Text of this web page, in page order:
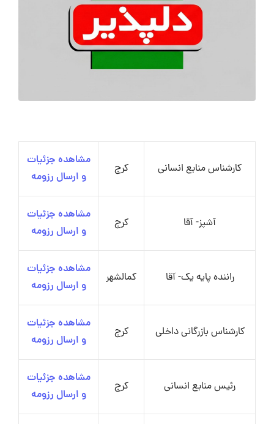
کارشناس منابع انسانی کرج
مشاهده جزئیات
و ارسال رزومه
آشپز- آقا کرج
مشاهده جزئیات
و ارسال رزومه
راننده پایه یک- آقا کمالشهر
مشاهده جزئیات
و ارسال رزومه
کارشناس بازرگانی داخلی کرج
مشاهده جزئیات
و ارسال رزومه
رئیس منابع انسانی کرج
مشاهده جزئیات
و ارسال رزومه